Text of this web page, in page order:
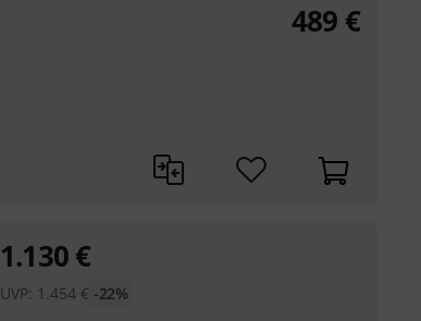
489 €
1.130€
UVP: 1.454 € -22%